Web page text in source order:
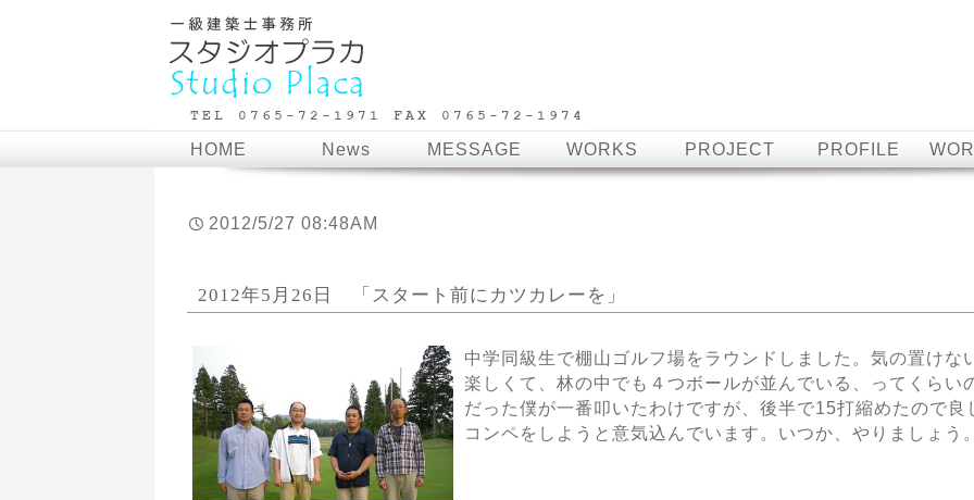
HOME News MESSAGE WORKS PROJECT PROFILE
2012/5/27 08:48AM
2012年5月26日 「スタート前にカツカレーを」
中学同級生で棚山ゴルフ場をラウンドしました。気の置けな
楽しくて、林の中でも４つボールが並んでいる、ってくらい
だった僕が一番叩いたわけですが、後半で15打縮めたので
コンペをしようと意気込んでいます。いつか、やりましょう。